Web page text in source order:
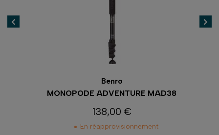
Benro
MONOPODE ADVENTURE MAD38
Prix
138,00 €
En réapprovisionnement